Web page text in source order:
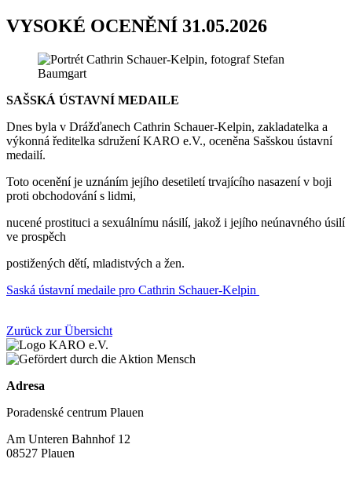
VYSOKÉ OCENĚNÍ 31.05.2026
SAŠSKÁ ÚSTAVNÍ MEDAILE
Dnes byla v Drážďanech Cathrin Schauer-Kelpin, zakladatelka a
výkonná ředitelka sdružení KARO e.V., oceněna Sašskou ústavní
medailí.
Toto ocenění je uznáním jejího desetiletí trvajícího nasazení v boji
proti obchodování s lidmi,
nucené prostituci a sexuálnímu násilí, jakož i jejího neúnavného úsilí
ve prospěch
postižených dětí, mladistvých a žen.
Saská ústavní medaile pro Cathrin Schauer-Kelpin
Zurück zur Übersicht
Adresa
Poradenské centrum Plauen
Am Unteren Bahnhof 12
08527 Plauen